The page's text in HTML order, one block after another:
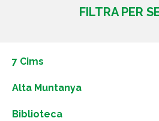
FILTRA PER
7 Cims
Alta Muntanya
Biblioteca